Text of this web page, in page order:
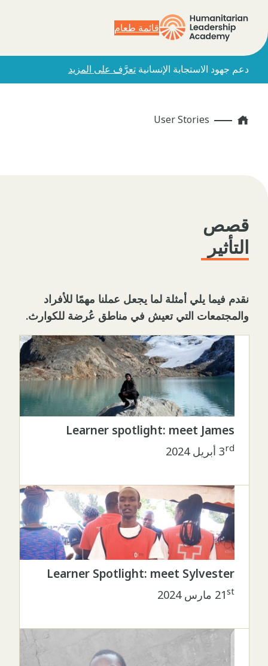
قائمة طعام
دعم جهود الاستجابة الإنسانيةتعرَّف على المزيد
Home
User Stories
قصص
التأثير
نقدم فيما يلي أمثلة لما يجعل عملنا مهمًا للأفراد
والمجتمعات التي تعيش في مناطق عُرضة للكوارث.
Learner spotlight: meet James
3rd أبريل 2024
Learner Spotlight: meet Sylvester
21st مارس 2024